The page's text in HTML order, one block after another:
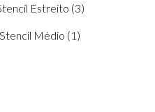
Estreito (3)
Médio (1)